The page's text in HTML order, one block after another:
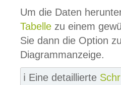
Um die Daten
Tabelle zu einem
Sie dann die Option
Diagrammanzeige.
ℹ️ Eine detaillierte